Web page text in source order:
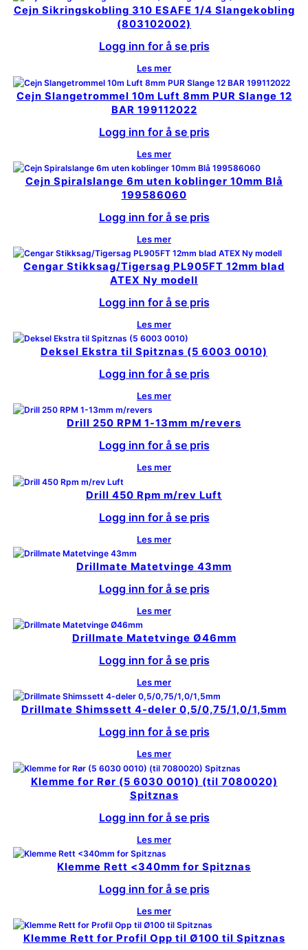
Cejn Sikringskobling 310 ESAFE 1/4 Slangekobling
(803102002)
Logg inn for å se pris
Les mer
Cejn Slangetrommel 10m Luft 8mm PUR Slange 12
BAR 199112022
Logg inn for å se pris
Les mer
Cejn Spiralslange 6m uten koblinger 10mm Blå
199586060
Logg inn for å se pris
Les mer
Cengar Stikksag/Tigersag PL905FT 12mm blad
ATEX Ny modell
Logg inn for å se pris
Les mer
Deksel Ekstra til Spitznas (5 6003 0010)
Logg inn for å se pris
Les mer
Drill 250 RPM 1-13mm m/revers
Logg inn for å se pris
Les mer
Drill 450 Rpm m/rev Luft
Logg inn for å se pris
Les mer
Drillmate Matetvinge 43mm
Logg inn for å se pris
Les mer
Drillmate Matetvinge Ø46mm
Logg inn for å se pris
Les mer
Drillmate Shimssett 4-deler 0,5/0,75/1,0/1,5mm
Logg inn for å se pris
Les mer
Klemme for Rør (5 6030 0010) (til 7080020)
Spitznas
Logg inn for å se pris
Les mer
Klemme Rett <340mm for Spitznas
Logg inn for å se pris
Les mer
Klemme Rett for Profil Opp til Ø100 til Spitznas